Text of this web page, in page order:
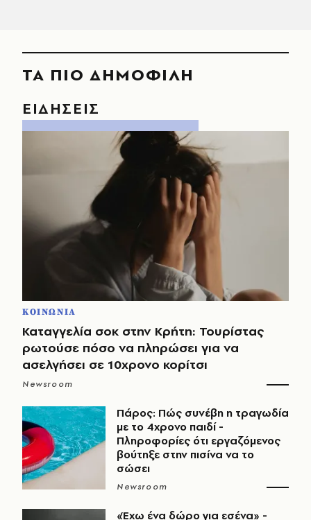
ΤΑ ΠΙΟ ΔΗΜΟΦΙΛΗ
ΕΙΔΗΣΕΙΣ
ΚΟΙΝΩΝΙΑ
Καταγγελία σοκ στην Κρήτη: Τουρίστας
ρωτούσε πόσο να πληρώσει για να
ασελγήσει σε 10χρονο κορίτσι
Newsroom
Πάρος: Πώς συνέβη η τραγωδία
με το 4χρονο παιδί -
Πληροφορίες ότι εργαζόμενος
βούτηξε στην πισίνα να το
σώσει
Newsroom
«Έχω ένα δώρο για εσένα» -